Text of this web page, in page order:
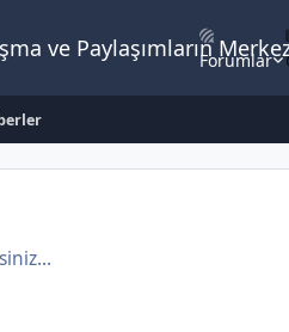
ve PaylaşımlarınForumlar